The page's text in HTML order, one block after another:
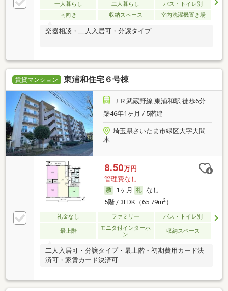
一人暮らし 二人暮らし
バス・トイレ別
南向き
収納スペース 室内洗濯機置き場
楽器相談・二人入居可・分譲タイプ
賃貸マンション 東浦和住宅６号棟
ＪＲ武蔵野線 東浦和駅 徒歩6分
築46年1ヶ月 / 5階建
埼玉県さいたま市緑区大字大間
木
8.50万円
管理費なし
1ヶ月
なし
5階 / 3LDK（65.79m2）
礼金なし ファミリー バス・トイレ別
最上階
モニタ付インターホ
ン
収納スペース
二人入居可・分譲タイプ・最上階・初期費用カード決
済可・家賃カード決済可